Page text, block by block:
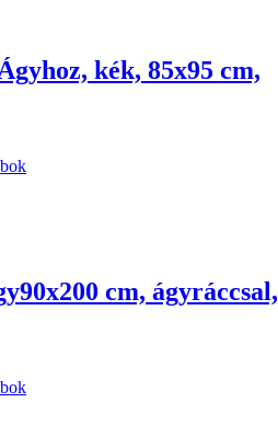
kék, 85x95 cm,
90x200 cm, ágyráccsal,